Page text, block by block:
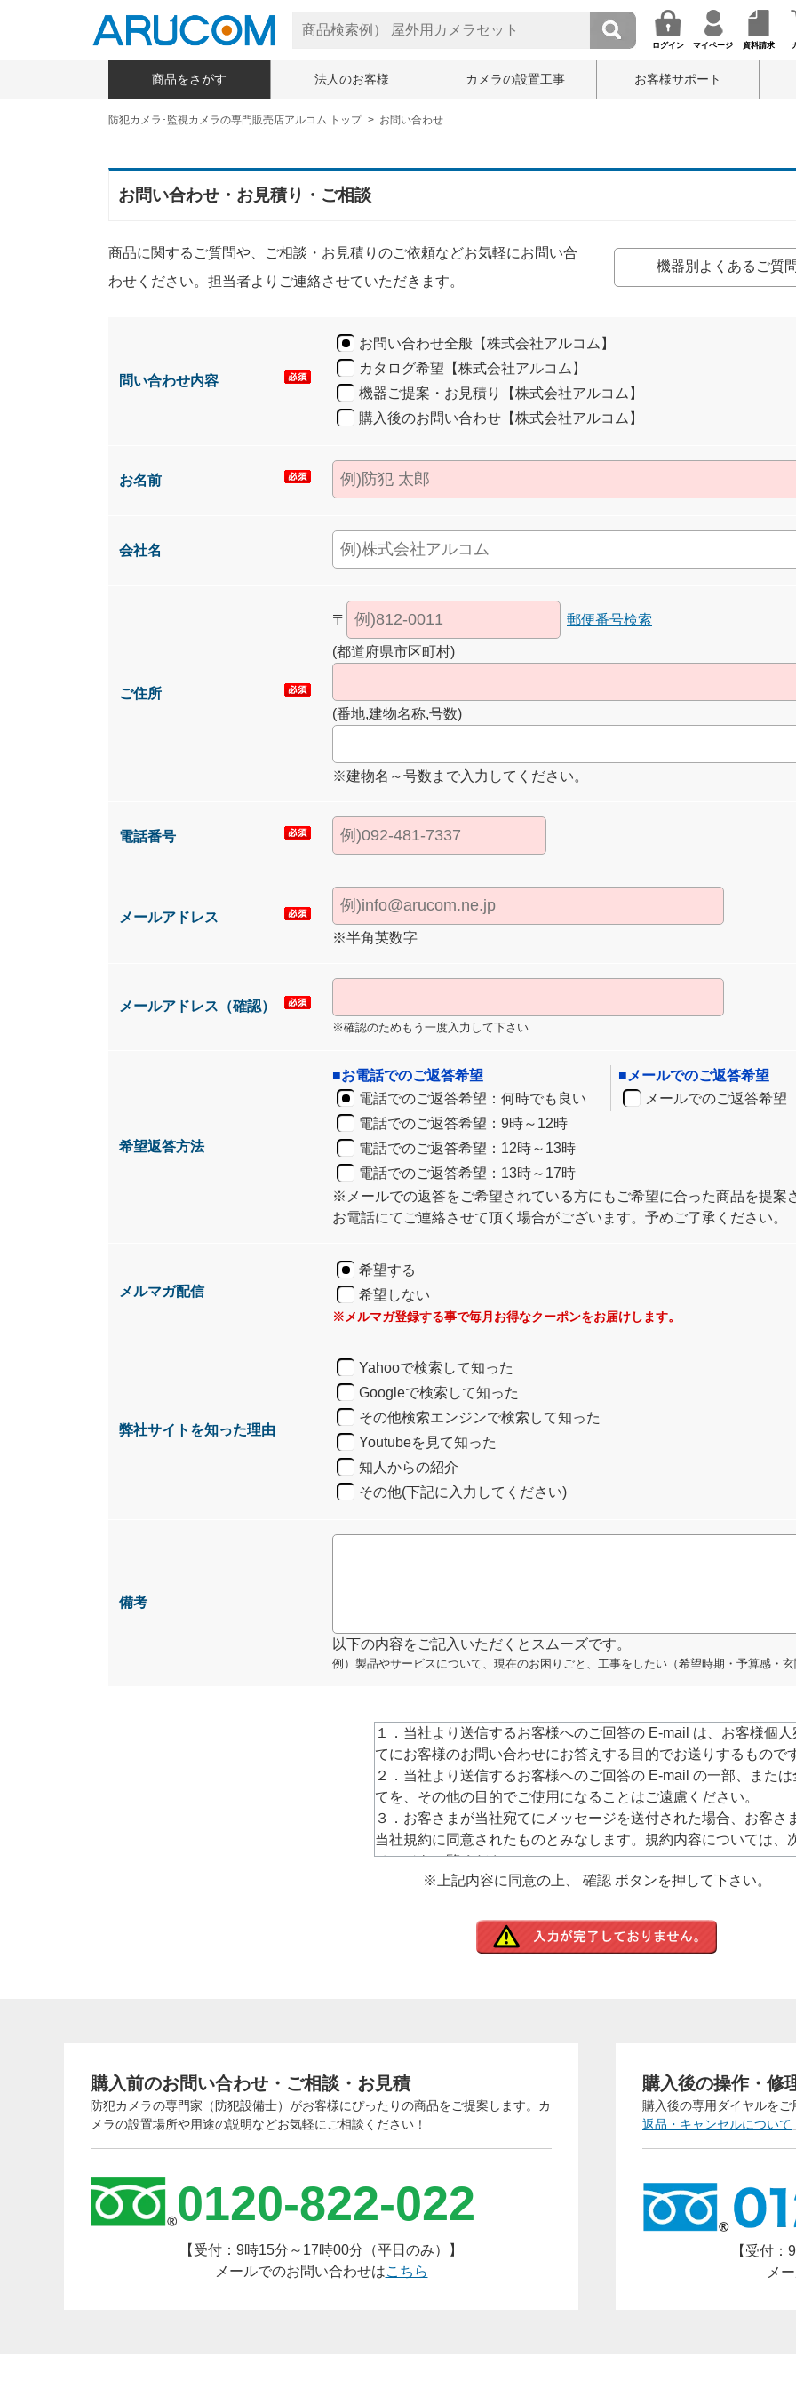
ログイン マイページ 資料請求
商品をさがす 法人のお客様 カメラの設置工事 お客様サポート
防犯カメラ･監視カメラの専門販売店アルコム トップ お問い合わせ
お問い合わせ・お見積り・ご相談
商品に関するご質問や、ご相談・お見積りのご依頼などお気軽にお問い合
わせください。担当者よりご連絡させていただきます。
機器別よくあるご質問
問い合わせ内容
お問い合わせ全般【株式会社アルコム】
カタログ希望【株式会社アルコム】
機器ご提案・お見積り【株式会社アルコム】
購入後のお問い合わせ【株式会社アルコム】
お名前
会社名
ご住所
〒 郵便番号検索
(都道府県市区町村)
(番地,建物名称,号数)
※建物名～号数まで入力してください。
電話番号
メールアドレス
※半角英数字
メールアドレス（確認）
※確認のためもう一度入力して下さい
希望返答方法
■お電話でのご返答希望
電話でのご返答希望：何時でも良い
電話でのご返答希望：9時～12時
電話でのご返答希望：12時～13時
電話でのご返答希望：13時～17時
■メールでのご返答希望
メールでのご返答希望
※メールでの返答をご希望されている方にもご希望に合った商品を提案
お電話にてご連絡させて頂く場合がございます。予めご了承ください。
メルマガ配信
希望する
希望しない
※メルマガ登録する事で毎月お得なクーポンをお届けします。
弊社サイトを知った理由
Yahooで検索して知った
Googleで検索して知った
その他検索エンジンで検索して知った
Youtubeを見て知った
知人からの紹介
その他(下記に入力してください)
備考
以下の内容をご記入いただくとスムーズです。
例）製品やサービスについて、現在のお困りごと、工事をしたい（希望時期・予算感・
１．当社より送信するお客様へのご回答の E-mail は、お客様個人
てにお客様のお問い合わせにお答えする目的でお送りするもので
２．当社より送信するお客様へのご回答の E-mail の一部、または
てを、その他の目的でご使用になることはご遠慮ください。
３．お客さまが当社宛てにメッセージを送付された場合、お客さ
当社規約に同意されたものとみなします。規約内容については、
ページをご覧ください。
https://www.arucom.ne.jp/rule/index.html
話での確認や電話・Fax・郵送でのご回答をさせて頂きますので、
ず電話番号、Fax番号や名前、住所等のご記入をお願いいたします
６．土日・祝祭日を挟んだ場合およびご質問の内容によっては、
答までに日数がかかる場合がございます。予めご了承ください。
※上記内容に同意の上、 確認 ボタンを押して下さい。
購入前のお問い合わせ・ご相談・お見積
防犯カメラの専門家（防犯設備士）がお客様にぴったりの商品をご提案します。カ
メラの設置場所や用途の説明などお気軽にご相談ください！
0120-822-022
【受付：9時15分～17時00分（平日のみ）】
メールでのお問い合わせはこちら
購入後の操作・修
購入後の専用ダイヤルを
返品・キャンセルについて
【受付
メ